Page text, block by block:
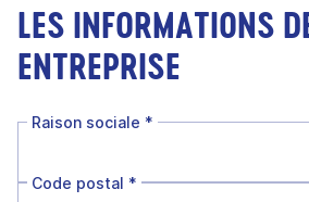
LES INFORMATIONS
ENTREPRISE
Raison sociale *
Code postal *